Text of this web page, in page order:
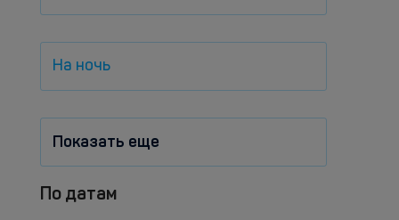
На ночь
Показать еще
По датам